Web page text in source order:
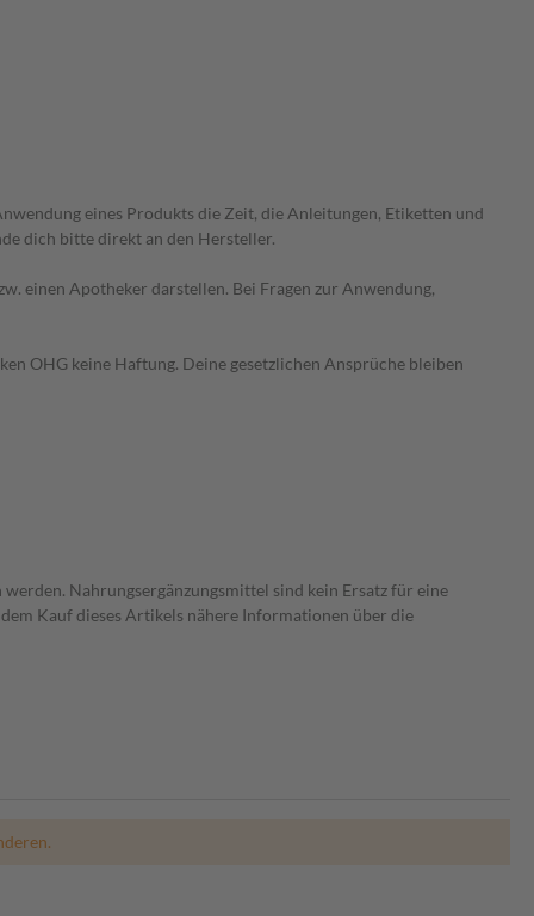
eines Produkts die Zeit, die Anleitungen, Etiketten und
dich bitte direkt an den Hersteller.
einen Apotheker darstellen. Bei Fragen zur Anwendung,
OHG keine Haftung. Deine gesetzlichen Ansprüche bleiben
Nahrungsergänzungsmittel sind kein Ersatz für eine
Kauf dieses Artikels nähere Informationen über die